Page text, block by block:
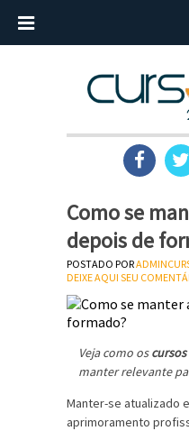
Como se
depois de
POSTADO POR
DEIXE AQUI SEU
Veja como os
manter relevante
Manter-se atualizado
aprimoramento